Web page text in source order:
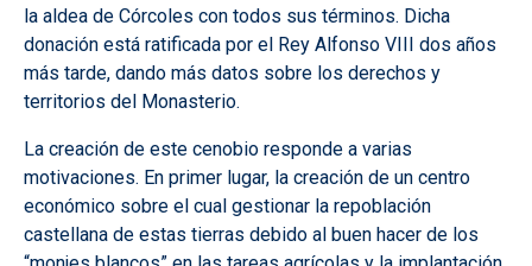
la aldea de Córcoles con todos sus términos. Dicha
donación está ratificada por el Rey Alfonso VIII dos años
más tarde, dando más datos sobre los derechos y
territorios del Monasterio.
La creación de este cenobio responde a varias
motivaciones. En primer lugar, la creación de un centro
económico sobre el cual gestionar la repoblación
castellana de estas tierras debido al buen hacer de los